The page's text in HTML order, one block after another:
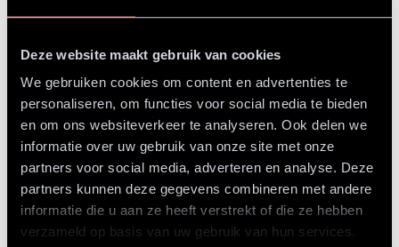
Deze website maakt gebruik van cookies
We gebruiken cookies om content en advertenties te
personaliseren, om functies voor social media te bieden
en om ons websiteverkeer te analyseren. Ook delen we
informatie over uw gebruik van onze site met onze
partners voor social media, adverteren en analyse. Deze
partners kunnen deze gegevens combineren met andere
informatie die u aan ze heeft verstrekt of die ze hebben
verzameld op basis van uw gebruik van hun services.
Hoodie – André
44,99
T-shirt – Strik
€29,99€14,99